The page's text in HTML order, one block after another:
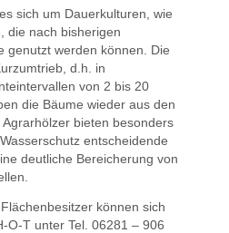
sich um Dauerkulturen, wie
die nach bisherigen
genutzt werden können. Die
d.h. in
von 2 bis 20
die Bäume wieder aus den
bieten besonders
entscheidende
deutliche Bereicherung von
können sich
O-T unter Tel. 06281 – 906